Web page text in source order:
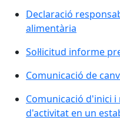
Declaració
alimentària
Sol·licitud informe
Comunicació de
Comunicació d'inici
d'activitat en un